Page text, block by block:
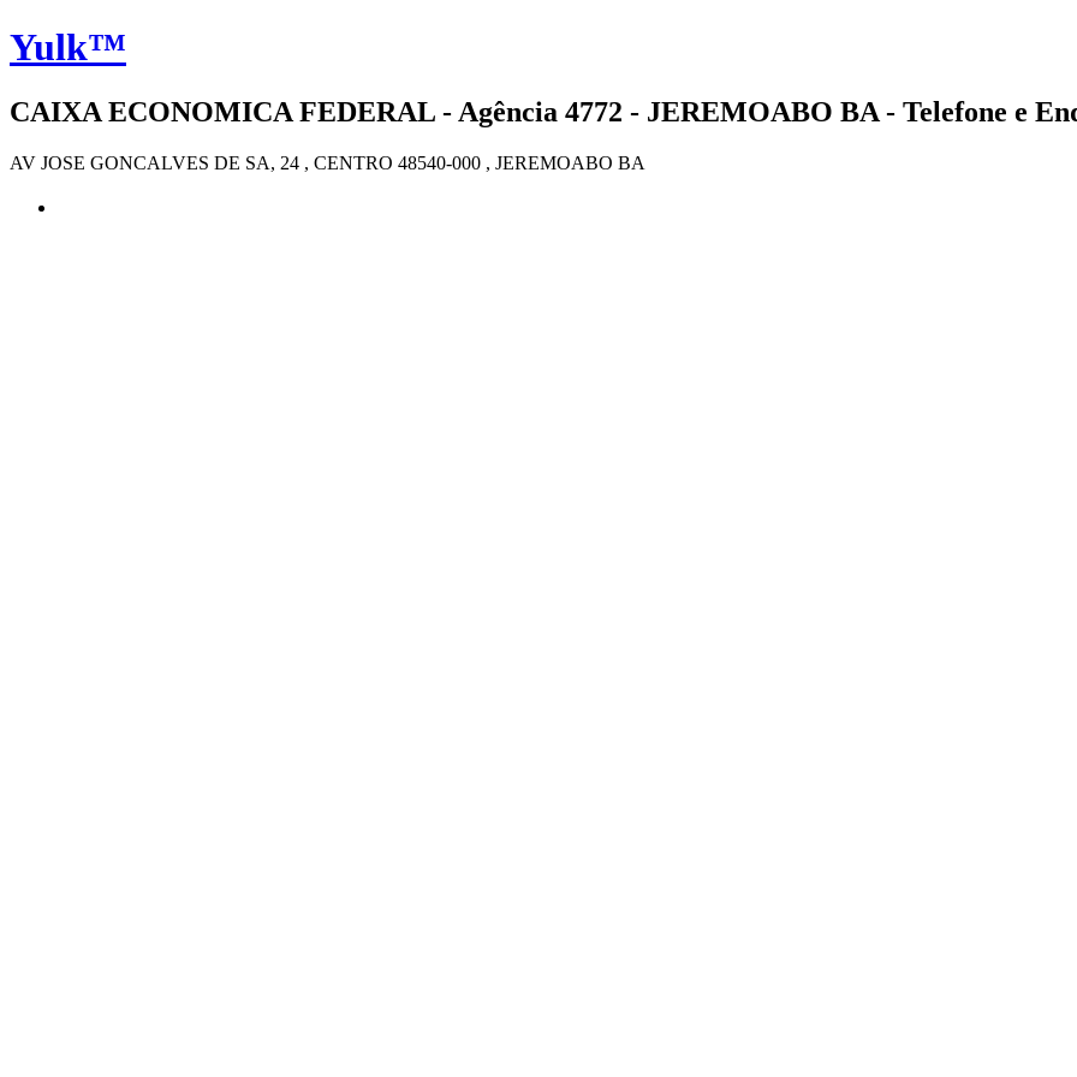
Yulk™
CAIXA ECONOMICA FEDERAL - Agência 4772 - JEREMOABO BA - Telefone e
AV JOSE GONCALVES DE SA, 24 , CENTRO 48540-000 , JEREMOABO BA